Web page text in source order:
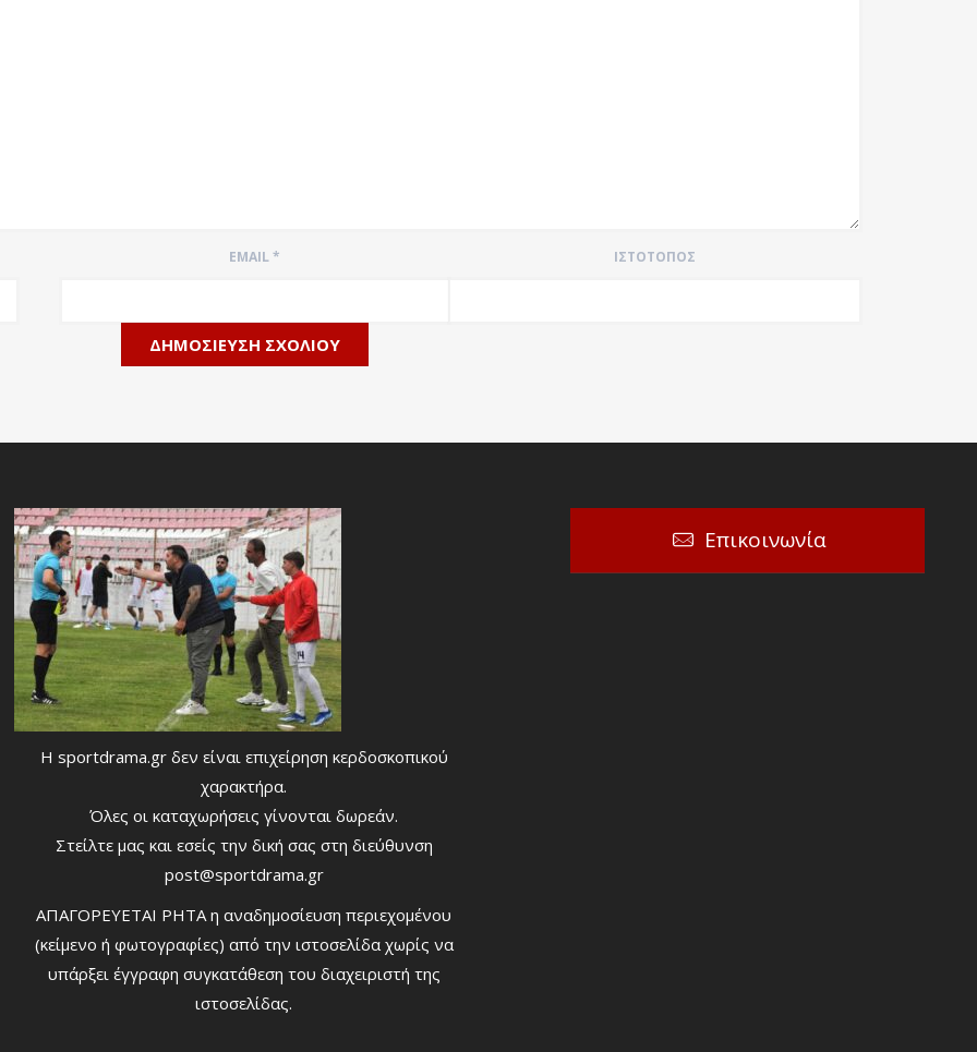
EMAIL* ΙΣΤΌΤΟΠΟΣ
Η sportdrama.gr δεν είναι επιχείρηση κερδοσκοπικού
χαρακτήρα.
Όλες οι καταχωρήσεις γίνονται δωρεάν.
Στείλτε μας και εσείς την δική σας στη διεύθυνση
post@sportdrama.gr
ΑΠΑΓΟΡΕΥΕΤΑΙ ΡΗΤΑ η αναδημοσίευση περιεχομένου
(κείμενο ή φωτογραφίες) από την ιστοσελίδα χωρίς να
υπάρξει έγγραφη συγκατάθεση του διαχειριστή της
ιστοσελίδας.
Επικοινωνία